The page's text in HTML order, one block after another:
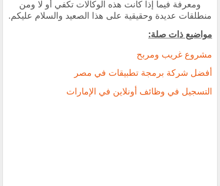
ومعرفة فيما إذا كانت هذه الوكالات تكفي أو لا ومن
منطلقات عديدة وحقيقية على هذا الصعيد والسلام عليكم.
مواضيع ذات صلة:
مشروع غريب ومربح
أفضل شركة برمجة تطبيقات في مصر
التسجيل في وظائف أونلاين في الإمارات